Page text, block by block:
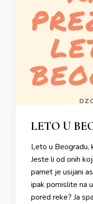
LETO U
Leto u Beogradu,
Jeste li od onih
pamet je usijani
ipak pomislite na
pored reke? Ja